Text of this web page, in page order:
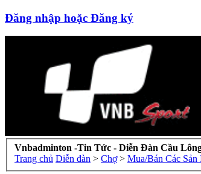
Đăng nhập hoặc Đăng ký
Vnbadminton -Tin Tức - Diễn Đàn Cầu
Trang chủ Diễn đàn > Chợ > Mua/Bán Các Sản